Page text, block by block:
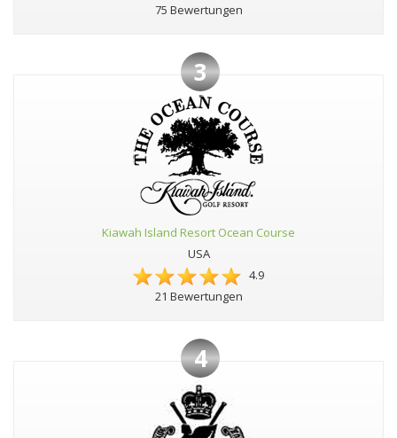
75 Bewertungen
3
Kiawah Island Resort Ocean Course
USA
4.9
21 Bewertungen
4